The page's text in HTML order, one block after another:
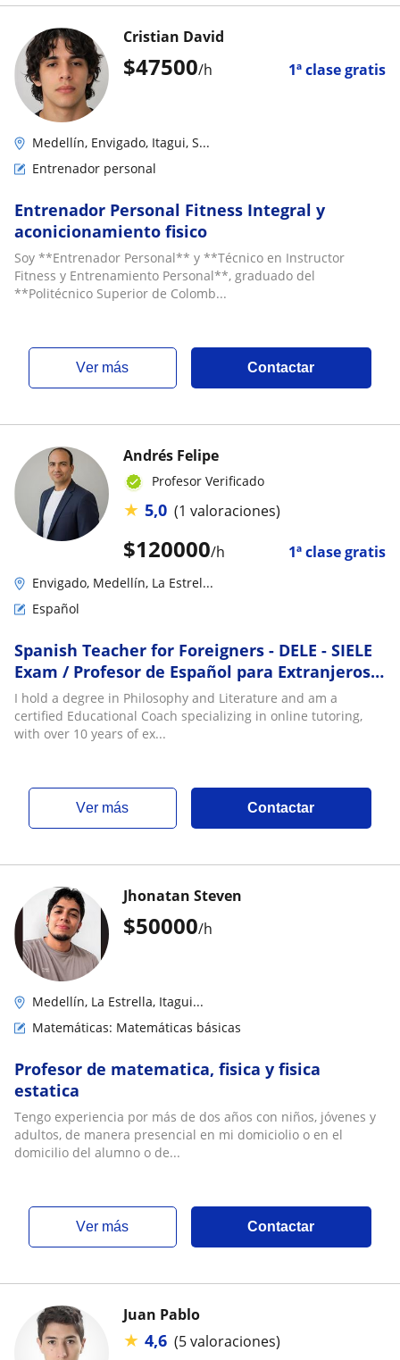
$47500/h 1ª clase gratis
Cristian David
Medellín, Envigado, Itagui, S...
Entrenador personal
Entrenador Personal Fitness Integral y
aconicionamiento fisico
Soy **Entrenador Personal** y **Técnico en Instructor
Fitness y Entrenamiento Personal**, graduado del
**Politécnico Superior de Colomb...
ver más Contactar
$120000/h 1ª clase gratis
Andrés Felipe
Profesor Verificado
★ 5,0 (1 valoraciones)
Envigado, Medellín, La Estrel...
Español
Spanish Teacher for Foreigners - DELE - SIELE
Exam / Profesor de Español para Extranjeros
de Habla Inglesa - Examen DELE - SIELE
I hold a degree in Philosophy and Literature and am a
certified Educational Coach specializing in online tutoring,
with over 10 years of ex...
ver más Contactar
$50000/h
Jhonatan Steven
Medellín, La Estrella, Itagui...
Matemáticas: Matemáticas básicas
Profesor de matematica, fisica y fisica
estatica
Tengo experiencia por más de dos años con niños, jóvenes y
adultos, de manera presencial en mi domiciolio o en el
domicilio del alumno o de...
ver más Contactar
Juan Pablo
★ 4,6 (5 valoraciones)